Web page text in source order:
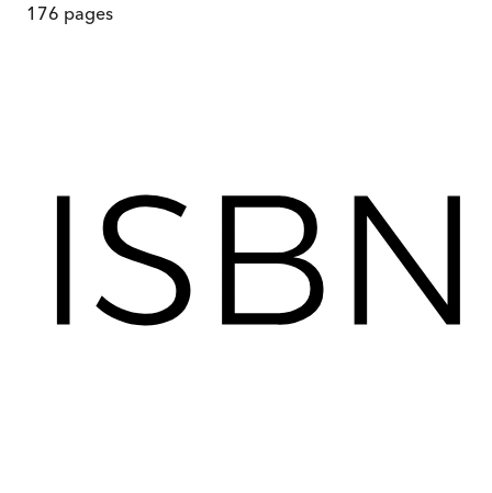
176 pages